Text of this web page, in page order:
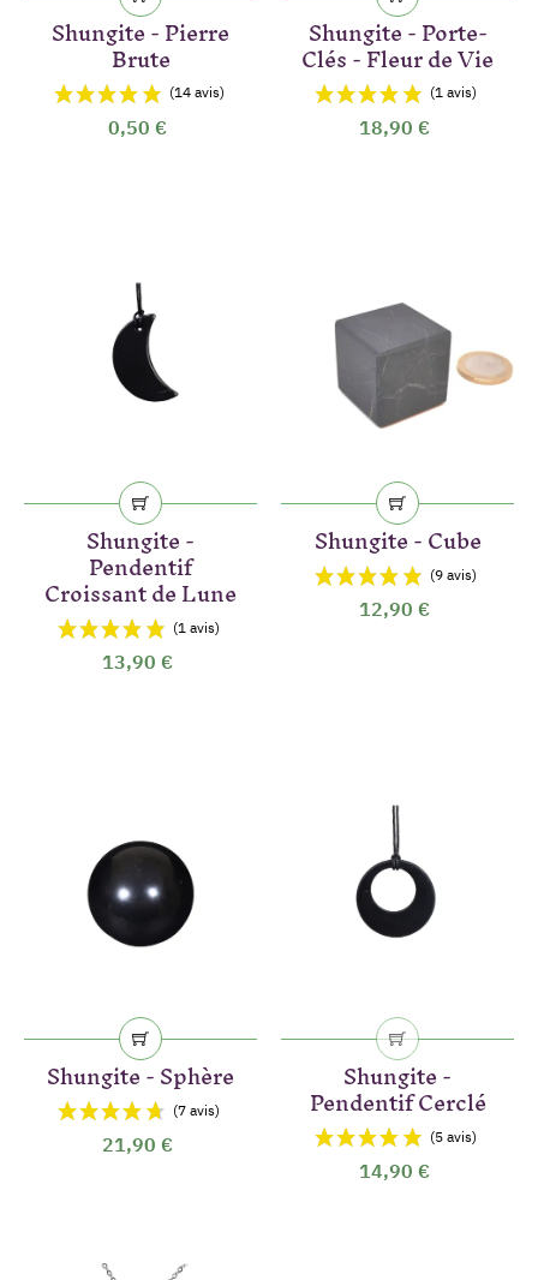
(8 avis)
(2 avis)
Shungite - Pierre
Brute
0,50 €
Shungite - Porte-
Clés - Fleur de Vie
18,90 €
Shungite -
Pendentif
Croissant de Lune
13,90 €
Shungite - Cube
12,90 €
Shungite - Sphère
21,90 €
Shungite -
Pendentif Cerclé
14,90 €